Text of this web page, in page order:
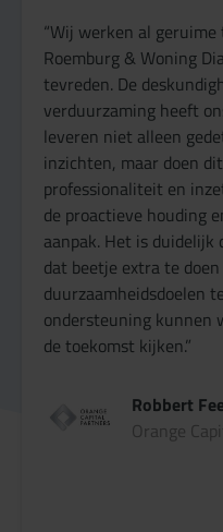
“Wij werken al
Roemburg & Woning
tevreden. De
verduurzaming heeft
leveren niet alleen
inzichten, maar doen
professionaliteit en
de proactieve houding
aanpak. Het is duidelijk
dat beetje extra te
duurzaamheidsdoelen
ondersteuning kunnen
de toekomst kijken.”
Robbert
Orange